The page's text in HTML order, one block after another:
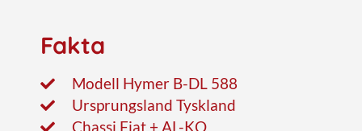
Fakta
Modell Hymer B-DL 588
Ursprungsland Tyskland
Chassi Fiat + AL-KO